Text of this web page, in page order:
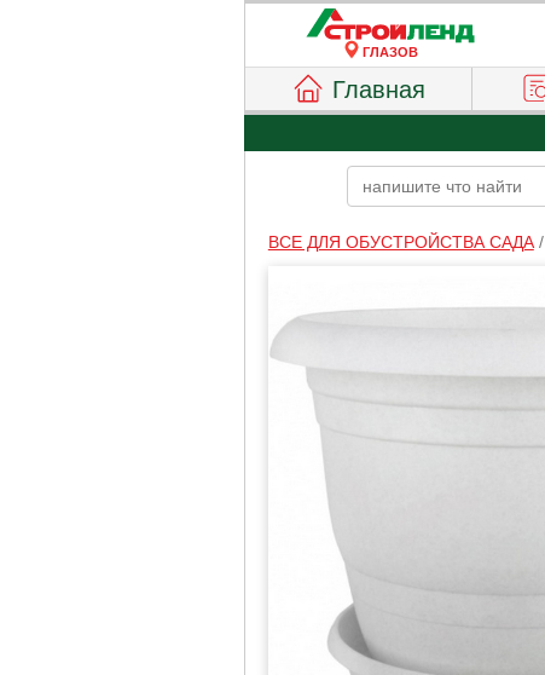
ГЛАЗОВ
Главная
ВСЕ ДЛЯ ОБУСТРОЙСТВА САДА/